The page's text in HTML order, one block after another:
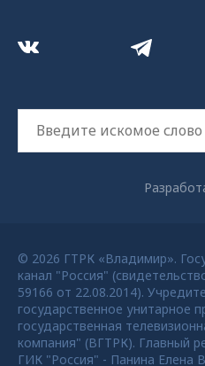
© 2026 ГТРК «Владимир».
канал "Россия"
59166 от 22.08.2014).
государственное унитарное
государственная
компания" (ВГТРК). Главный
ГИК "Россия" - Панина Елена